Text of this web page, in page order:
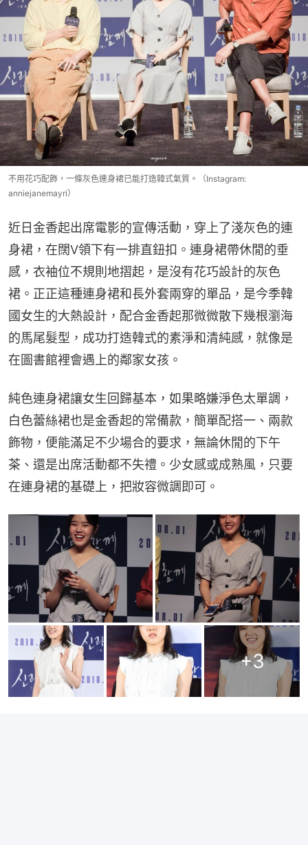
不用花巧配飾，一條灰色連身裙已能打造韓式氣質。（Instagram:
anniejanemayri）
近日金香起出席電影的宣傳活動，穿上了淺灰色的連
身裙，在闊V領下有一排直鈕扣。連身裙帶休閒的垂
感，衣袖位不規則地摺起，是沒有花巧設計的灰色
裙。正正這種連身裙和長外套兩穿的單品，是今季韓
國女生的大熱設計，配合金香起那微微散下幾根瀏海
的馬尾髮型，成功打造韓式的素淨和清純感，就像是
在圖書館裡會遇上的鄰家女孩。
純色連身裙讓女生回歸基本，如果略嫌淨色太單調，
白色蕾絲裙也是金香起的常備款，簡單配搭一、兩款
飾物，便能滿足不少場合的要求，無論休閒的下午
茶、還是出席活動都不失禮。少女感或成熟風，只要
在連身裙的基礎上，把妝容微調即可。
+3